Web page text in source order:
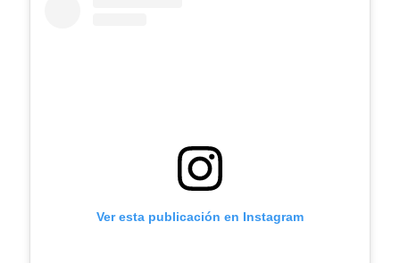
Ver esta publicación en Instagram